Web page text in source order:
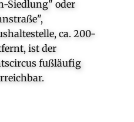
Siedlung" oder
ca. 200-
ist der
fußläufig